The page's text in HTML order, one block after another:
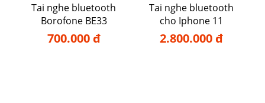
Tai nghe bluetooth
Borofone BE33
700.000 đ
Tai nghe bluetooth
cho Iphone 11
2.800.000 đ